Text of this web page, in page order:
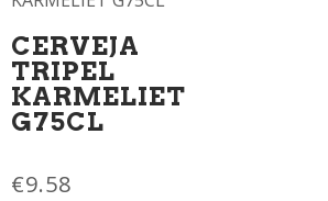
CERVEJA
TRIPEL
KARMELIET
G75CL
€9.58